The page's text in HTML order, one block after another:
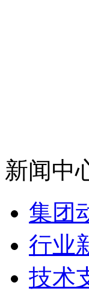
新闻中
集团
行业
技术